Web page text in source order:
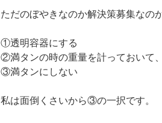
ただのぼやきなのか解決策募集なの
①透明容器にする
②満タンの時の重量を計っておいて
③満タンにしない
私は面倒くさいから③の一択です。